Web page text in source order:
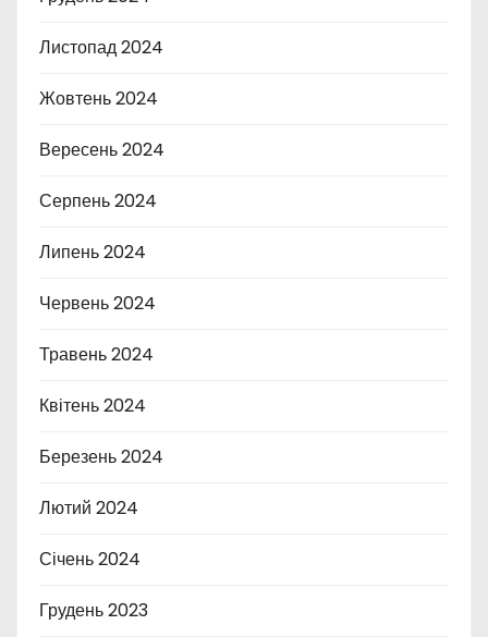
Листопад 2024
Жовтень 2024
Вересень 2024
Серпень 2024
Липень 2024
Червень 2024
Травень 2024
Квітень 2024
Березень 2024
Лютий 2024
Січень 2024
Грудень 2023